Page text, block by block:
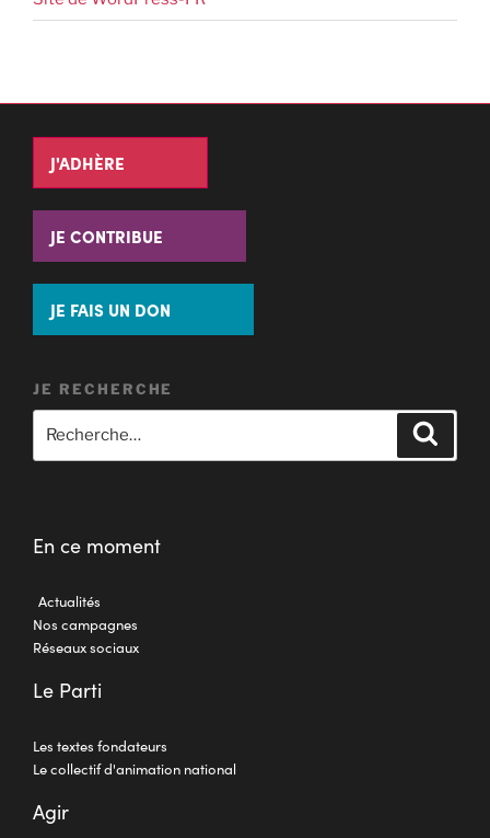
J'ADHÈRE
JE CONTRIBUE
JE FAIS UN DON
JE RECHERCHE
En ce moment
Actualités
Nos campagnes
Réseaux sociaux
Le Parti
Les textes fondateurs
Le collectif d'animation national
Agir